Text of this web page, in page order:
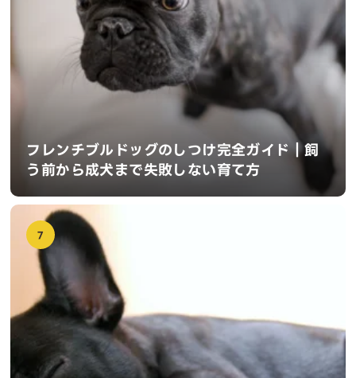
フレンチブルドッグのしつけ完全ガイド｜飼
う前から成犬まで失敗しない育て方
7